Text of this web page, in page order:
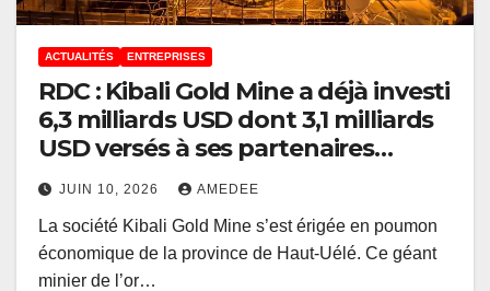
ACTUALITÉS ENTREPRISES
RDC : Kibali Gold Mine a déjà investi
6,3 milliards USD dont 3,1 milliards
USD versés à ses partenaires
entrepreneurs locaux
JUIN 10, 2026 AMEDEE
La société Kibali Gold Mine s’est érigée en poumon
économique de la province de Haut-Uélé. Ce géant
minier de l’or…